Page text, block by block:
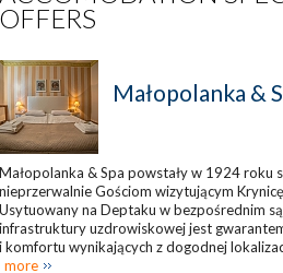
OFFERS
Małopolanka &
Małopolanka & Spa powstały w 1924 roku
nieprzerwalnie Gościom wizytującym
Usytuowany na Deptaku w bezpośrednim
infrastruktury uzdrowiskowej jest
i komfortu wynikających z dogodnej
more